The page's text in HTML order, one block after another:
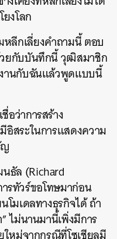
งโลก
ลีกเลี่ยงคำถามนี้ ตอบ
ยกับบันทึกนี้ วุฒิสมาชิก
านกับฉันแล้วพูดแบบนี้
อว่าการสร้าง
สระในการแสดงความ
ธัล (Richard
รทัวร์ขอโทษมาก่อน
มเดลทางธุรกิจได้ ถ้า
ไม่นานมานี้เพิ่งมีการ